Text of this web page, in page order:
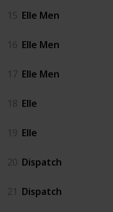
15 Elle Men
16 Elle Men
17 Elle Men
18 Elle
19 Elle
20 Dispatch
21 Dispatch